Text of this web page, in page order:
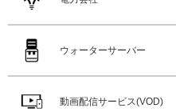
ウォーターサーバー
動画配信サービス(VOD)